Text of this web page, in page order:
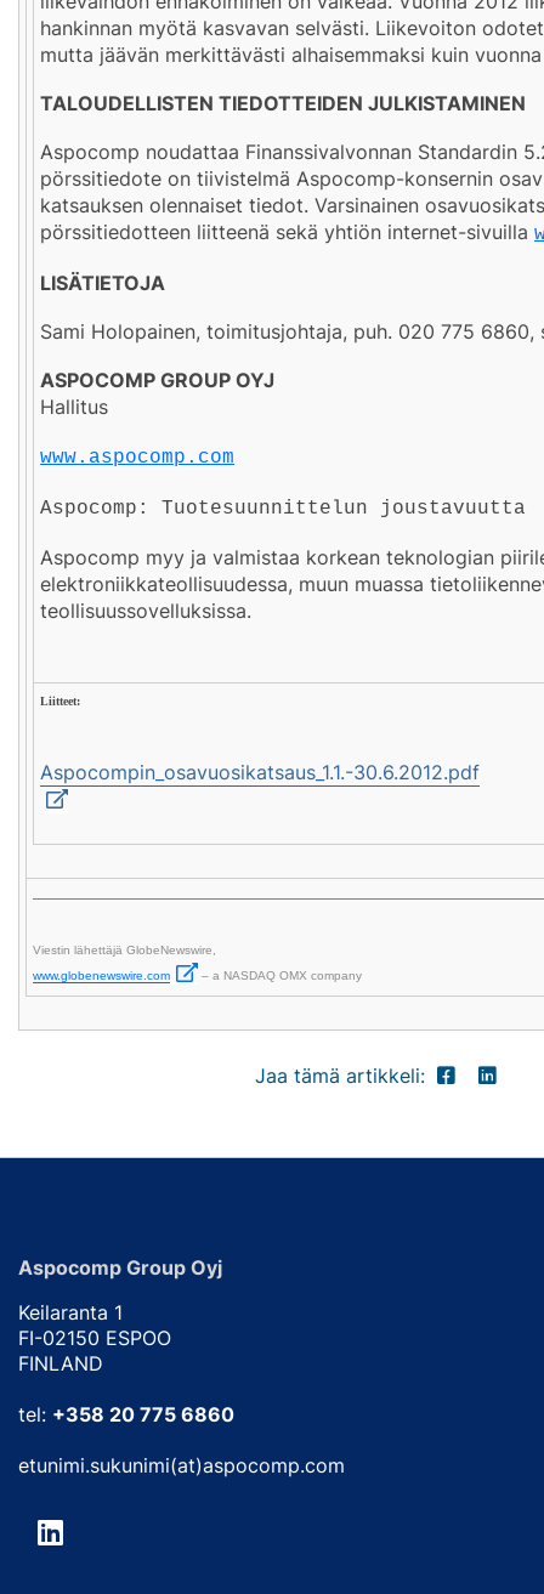
hankinnan myötä kasvavan selvästi. Liikevoiton
mutta jäävän merkittävästi alhaisemmaksi kuin vuonna
TALOUDELLISTEN TIEDOTTEIDEN JULKISTAMINEN
Aspocomp noudattaa Finanssivalvonnan Standardin
pörssitiedote on tiivistelmä Aspocomp-konsernin
katsauksen olennaiset tiedot. Varsinainen
pörssitiedotteen liitteenä sekä yhtiön internet-sivuilla
LISÄTIETOJA
Sami Holopainen, toimitusjohtaja, puh. 020 775
ASPOCOMP GROUP OYJ
Hallitus
www.aspocomp.com
Aspocomp: Tuotesuunnittelun joustavuutta
Aspocomp myy ja valmistaa korkean teknologian
elektroniikkateollisuudessa, muun muassa
teollisuussovelluksissa.
Liitteet:
Aspocompin_osavuosikatsaus_1.1.-30.6.2012.pdf
Viestin lähettäjä GlobeNewswire,
www.globenewswire.com
– a NASDAQ OMX company
Jaa tämä artikkeli:
Aspocomp Group Oyj
Keilaranta 1
FI-02150 ESPOO
FINLAND
tel: +358 20 775 6860
etunimi.sukunimi(at)aspocomp.com